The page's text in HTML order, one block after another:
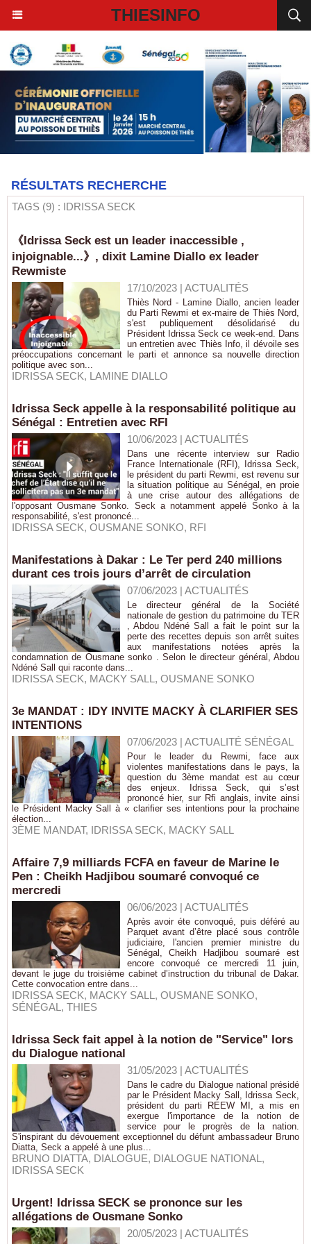
THIESINFO
RÉSULTATS RECHERCHE
TAGS (9) : IDRISSA SECK
《Idrissa Seck est un leader inaccessible ,
injoignable...》, dixit Lamine Diallo ex leader
Rewmiste
17/10/2023| ACTUALITÉS
Thiès Nord - Lamine Diallo, ancien leader
du Parti Rewmi et ex-maire de Thiès Nord,
s'est publiquement désolidarisé du
Président Idrissa Seck ce week-end. Dans
un entretien avec Thiès Info, il dévoile ses
préoccupations concernant le parti et annonce sa nouvelle direction
politique avec son...
IDRISSA SECK, LAMINE DIALLO
Idrissa Seck appelle à la responsabilité politique au
Sénégal : Entretien avec RFI
10/06/2023| ACTUALITÉS
Dans une récente interview sur Radio
France Internationale (RFI), Idrissa Seck,
le président du parti Rewmi, est revenu sur
la situation politique au Sénégal, en proie
à une crise autour des allégations de
l'opposant Ousmane Sonko. Seck a notamment appelé Sonko à la
responsabilité, s'est prononcé...
IDRISSA SECK, OUSMANE SONKO, RFI
Manifestations à Dakar : Le Ter perd 240 millions
durant ces trois jours d’arrêt de circulation
07/06/2023| ACTUALITÉS
Le directeur général de la Société
nationale de gestion du patrimoine du TER
, Abdou Ndéné Sall a fait le point sur la
perte des recettes depuis son arrêt suites
aux manifestations notées après la
condamnation de Ousmane sonko . Selon le directeur général, Abdou
Ndéné Sall qui raconte dans...
IDRISSA SECK, MACKY SALL , OUSMANE SONKO
3e MANDAT : IDY INVITE MACKY À CLARIFIER SES
INTENTIONS
07/06/2023| ACTUALITÉ SÉNÉGAL
Pour le leader du Rewmi, face aux
violentes manifestations dans le pays, la
question du 3ème mandat est au cœur
des enjeux. Idrissa Seck, qui s’est
prononcé hier, sur Rfi anglais, invite ainsi
le Président Macky Sall à « clarifier ses intentions pour la prochaine
élection...
3ÈME MANDAT, IDRISSA SECK, MACKY SALL
Affaire 7,9 milliards FCFA en faveur de Marine le
Pen : Cheikh Hadjibou soumaré convoqué ce
mercredi
06/06/2023| ACTUALITÉS
Après avoir éte convoqué, puis déféré au
Parquet avant d’être placé sous contrôle
judiciaire, l'ancien premier ministre du
Sénégal, Cheikh Hadjibou soumaré est
encore convoqué ce mercredi 11 juin,
devant le juge du troisième cabinet d’instruction du tribunal de Dakar.
Cette convocation entre dans...
IDRISSA SECK, MACKY SALL , OUSMANE SONKO,
SÉNÉGAL , THIES
Idrissa Seck fait appel à la notion de "Service" lors
du Dialogue national
31/05/2023| ACTUALITÉS
Dans le cadre du Dialogue national présidé
par le Président Macky Sall, Idrissa Seck,
président du parti REEW MI, a mis en
exergue l'importance de la notion de
service pour le progrès de la nation.
S'inspirant du dévouement exceptionnel du défunt ambassadeur Bruno
Diatta, Seck a appelé à une plus...
BRUNO DIATTA, DIALOGUE, DIALOGUE NATIONAL ,
IDRISSA SECK
Urgent! Idrissa SECK se prononce sur les
allégations de Ousmane Sonko
20/05/2023| ACTUALITÉS